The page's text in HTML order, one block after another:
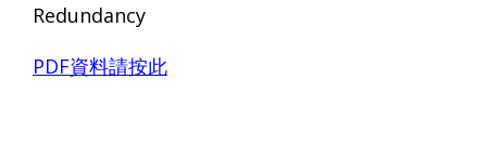
Redundancy
PDF資料請按此